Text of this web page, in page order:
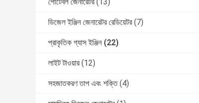
ডিজেল ইঞ্জিন জেনারেটর রেডিয়েটর (7)
প্রাকৃতিক গ্যাস ইঞ্জিন (22)
লাইট টাওয়ার (12)
সহজাতকরণ তাপ এবং শক্তি (4)